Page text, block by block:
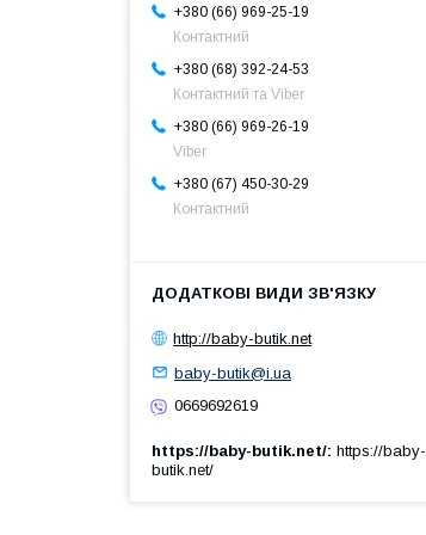
+380 (66) 969-25-19
Контактний
+380 (68) 392-24-53
Контактний та Viber
+380 (66) 969-26-19
Viber
+380 (67) 450-30-29
Контактний
http://baby-butik.net
baby-butik@i.ua
0669692619
https://baby-butik.net/ https://baby-
butik.net/